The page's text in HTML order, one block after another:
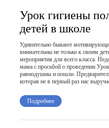
Урок гигиены
детей в школе
Удивительно бывают
внимательны не только к своим
мероприятия для всего класса.
мама с просьбой о проведении
равнодушны и пошли.
которая не в первый раз нас
Подробнее